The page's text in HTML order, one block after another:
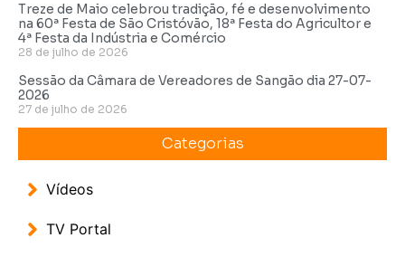
Treze de Maio celebrou tradição, fé e desenvolvimento
na 60ª Festa de São Cristóvão, 18ª Festa do Agricultor e
4ª Festa da Indústria e Comércio
28 de julho de 2026
Sessão da Câmara de Vereadores de Sangão dia 27-07-
2026
27 de julho de 2026
Categorias
Vídeos
TV Portal